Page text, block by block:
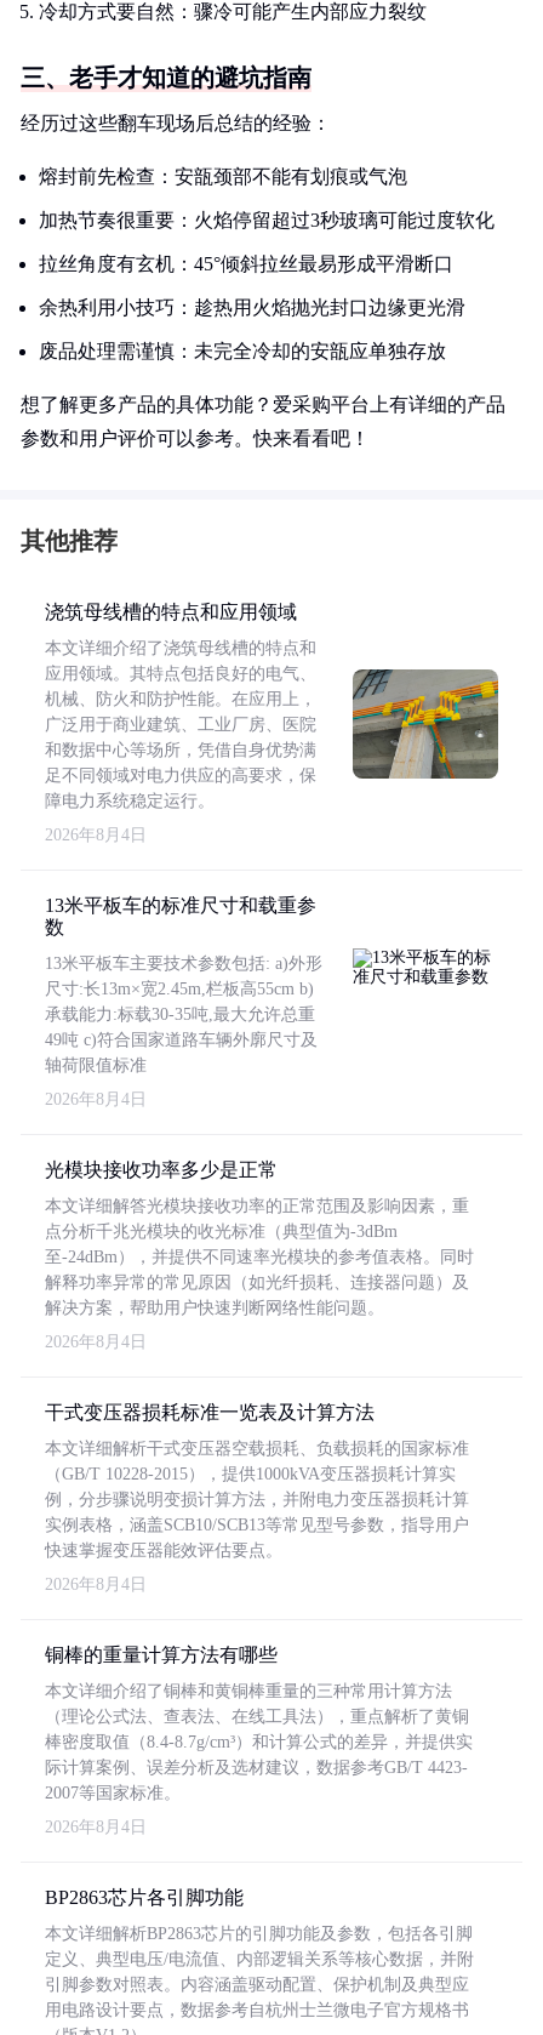
冷却方式要自然：骤冷可能产生内部应力裂纹
三、老手才知道的避坑指南
经历过这些翻车现场后总结的经验：
熔封前先检查：安瓿颈部不能有划痕或气泡
加热节奏很重要：火焰停留超过3秒玻璃可能过度软化
拉丝角度有玄机：45°倾斜拉丝最易形成平滑断口
余热利用小技巧：趁热用火焰抛光封口边缘更光滑
废品处理需谨慎：未完全冷却的安瓿应单独存放
想了解更多产品的具体功能？爱采购平台上有详细的产品
参数和用户评价可以参考。快来看看吧！
其他推荐
浇筑母线槽的特点和应用领域
本文详细介绍了浇筑母线槽的特点和
应用领域。其特点包括良好的电气、
机械、防火和防护性能。在应用上，
广泛用于商业建筑、工业厂房、医院
和数据中心等场所，凭借自身优势满
足不同领域对电力供应的高要求，保
障电力系统稳定运行。
2026年8月4日
13米平板车的标准尺寸和载重参
数
13米平板车主要技术参数包括: a)外形
尺寸:长13m×宽2.45m,栏板高55cm b)
承载能力:标载30-35吨,最大允许总重
49吨 c)符合国家道路车辆外廓尺寸及
轴荷限值标准
2026年8月4日
光模块接收功率多少是正常
本文详细解答光模块接收功率的正常范围及影响因素，重
点分析千兆光模块的收光标准（典型值为-3dBm
至-24dBm），并提供不同速率光模块的参考值表格。同时
解释功率异常的常见原因（如光纤损耗、连接器问题）及
解决方案，帮助用户快速判断网络性能问题。
2026年8月4日
干式变压器损耗标准一览表及计算方法
本文详细解析干式变压器空载损耗、负载损耗的国家标准
（GB/T 10228-2015），提供1000kVA变压器损耗计算实
例，分步骤说明变损计算方法，并附电力变压器损耗计算
实例表格，涵盖SCB10/SCB13等常见型号参数，指导用户
快速掌握变压器能效评估要点。
2026年8月4日
铜棒的重量计算方法有哪些
本文详细介绍了铜棒和黄铜棒重量的三种常用计算方法
（理论公式法、查表法、在线工具法），重点解析了黄铜
棒密度取值（8.4-8.7g/cm³）和计算公式的差异，并提供实
际计算案例、误差分析及选材建议，数据参考GB/T 4423-
2007等国家标准。
2026年8月4日
BP2863芯片各引脚功能
本文详细解析BP2863芯片的引脚功能及参数，包括各引脚
定义、典型电压/电流值、内部逻辑关系等核心数据，并附
引脚参数对照表。内容涵盖驱动配置、保护机制及典型应
用电路设计要点，数据参考自杭州士兰微电子官方规格书